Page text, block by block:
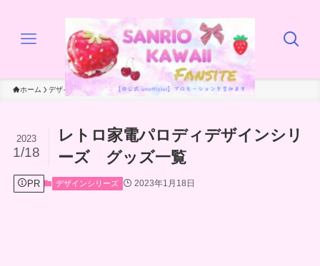
ホーム デザインシリーズ
レトロ家電パロディデザインシリ
ーズ グッズ一覧
2023
1/18
PR デザインシリーズ 2023年1月18日